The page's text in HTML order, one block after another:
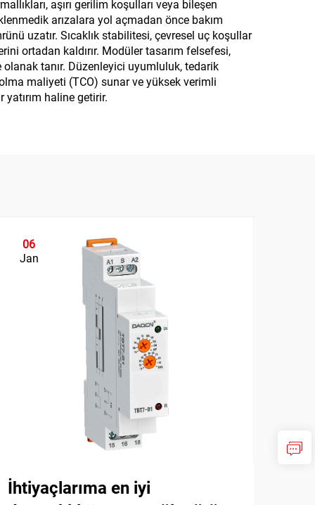
aşırı gerilim koşulları veya bileşen
arızalara yol açmadan önce bakım
uzatır. Sıcaklık stabilitesi, çevresel uç koşullar
ortadan kaldırır. Modüler tasarım felsefesi,
tanır. Düzenleyici uyumluluk, tedarik
maliyeti (TCO) sunar ve yüksek verimli
haline getirir.
06
Jan
İhtiyaçlarıma en iyi